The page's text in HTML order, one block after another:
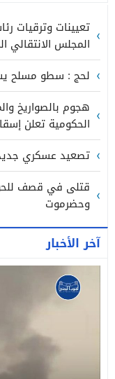
تعيينات وترقيات
المجلس الانتقالي
لحج : سطو مسلح
هجوم بالصواريخ
الحكومية تعلن
تصعيد عسكري
قتلى في قصف
وحضرموت
آخر الأخبار